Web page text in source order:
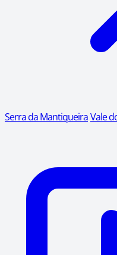
Serra da MantiqueiraVale